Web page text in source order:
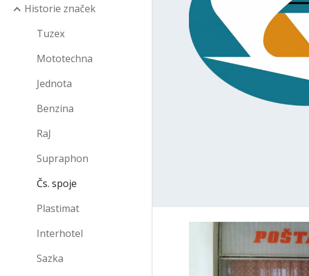
Historie značek
Tuzex
Mototechna
Jednota
Benzina
RaJ
Supraphon
Čs. spoje
Plastimat
Interhotel
Sazka